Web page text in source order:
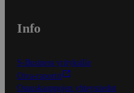
Info
S-Business yrityksille
Oiva-raportit
Osuuskauppojen yhteystiedot